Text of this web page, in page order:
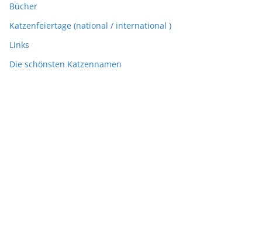
Bücher
Katzenfeiertage (national / international )
Links
Die schönsten Katzennamen